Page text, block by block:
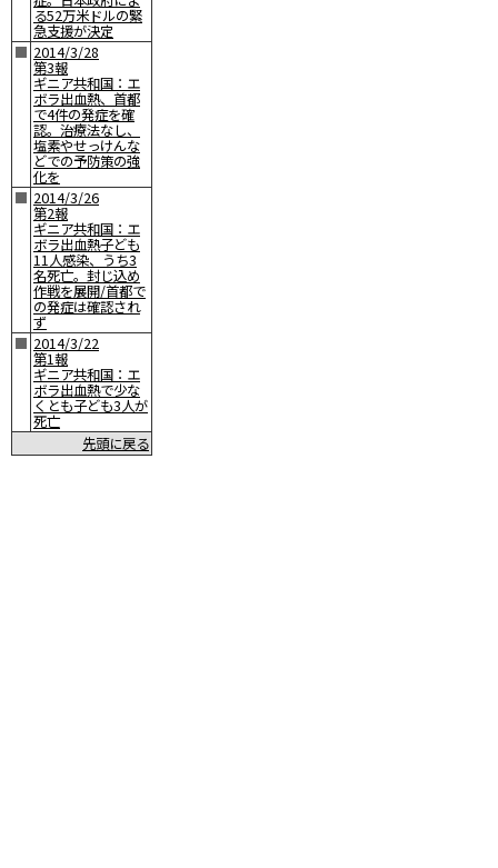
る52万米ドルの緊
急支援が決定
■ 2014/3/28
第3報
ギニア共和国：エ
ボラ出血熱、首都
で4件の発症を確
認。治療法なし、
塩素やせっけんな
どでの予防策の強
化を
■ 2014/3/26
第2報
ギニア共和国：エ
ボラ出血熱子ども
11人感染、うち3
名死亡。封じ込め
作戦を展開/首都で
の発症は確認され
ず
■ 2014/3/22
第1報
ギニア共和国：エ
ボラ出血熱で少な
くとも子ども3人が
死亡
先頭に戻る